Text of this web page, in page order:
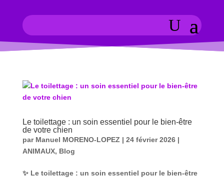
Le toilettage : un soin essentiel pour le bien-être
de votre chien
par Manuel MORENO-LOPEZ| 24 février 2026|
ANIMAUX, Blog
✨ Le toilettage : un soin essentiel pour le bien-être